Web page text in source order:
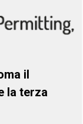
il
la terza